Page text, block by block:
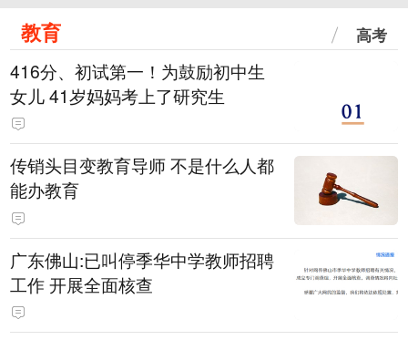
教育 高考
416分、初试第一！为鼓励初中生
女儿 41岁妈妈考上了研究生
传销头目变教育导师 不是什么人都
能办教育
广东佛山:已叫停季华中学教师招聘
工作 开展全面核查